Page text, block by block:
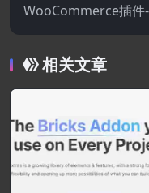
WooCommerce插
mate Pricing 1.1.6
相关文章